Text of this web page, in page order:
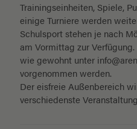
Trainingseinheiten, Spiele,
einige Turniere werden
Schulsport stehen je nach
am Vormittag zur
wie gewohnt unter
vorgenommen werden.
Der eisfreie Außenbereich
verschiedenste